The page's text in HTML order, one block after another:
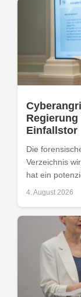
Einfallstor
Die
Verzeichnis
hat ein
4. August 2026